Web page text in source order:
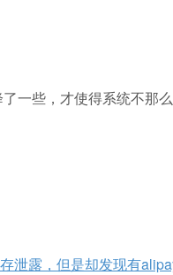
一些，才使得系统不那么
泄露，但是却发现有